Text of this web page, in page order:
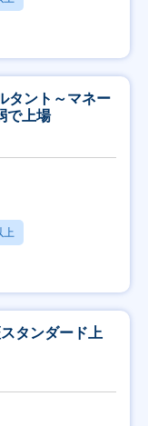
タント～マネー
で上場
上
タンダード上